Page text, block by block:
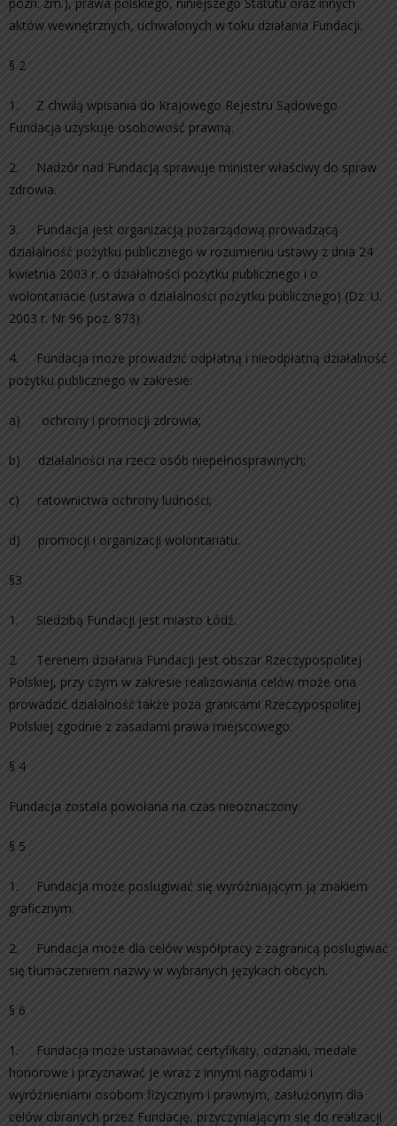
aktów wewnętrznych, uchwalonych w toku działania Fundacji.
§ 2
1. Z chwilą wpisania do Krajowego Rejestru Sądowego
Fundacja uzyskuje osobowość prawną.
2. Nadzór nad Fundacją sprawuje minister właściwy do spraw
zdrowia.
3. Fundacja jest organizacją pozarządową prowadzącą
działalność pożytku publicznego w rozumieniu ustawy z dnia 24
kwietnia 2003 r. o działalności pożytku publicznego i o
wolontariacie (ustawa o działalności pożytku publicznego) (Dz. U.
2003 r. Nr 96 poz. 873).
4. Fundacja może prowadzić odpłatną i nieodpłatną działalność
pożytku publicznego w zakresie:
a) ochrony i promocji zdrowia;
b) działalności na rzecz osób niepełnosprawnych;
c) ratownictwa ochrony ludności;
d) promocji i organizacji wolontariatu.
§3
1. Siedzibą Fundacji jest miasto Łódź.
2. Terenem działania Fundacji jest obszar Rzeczypospolitej
Polskiej, przy czym w zakresie realizowania celów może ona
prowadzić działalność także poza granicami Rzeczypospolitej
Polskiej zgodnie z zasadami prawa miejscowego.
§ 4
Fundacja została powołana na czas nieoznaczony.
§ 5
1. Fundacja może posługiwać się wyróżniającym ją znakiem
graficznym.
2. Fundacja może dla celów współpracy z zagranicą posługiwać
się tłumaczeniem nazwy w wybranych językach obcych.
§ 6
1. Fundacja może ustanawiać certyfikaty, odznaki, medale
honorowe i przyznawać je wraz z innymi nagrodami i
wyróżnieniami osobom fizycznym i prawnym, zasłużonym dla
celów obranych przez Fundację, przyczyniającym się do realizacji